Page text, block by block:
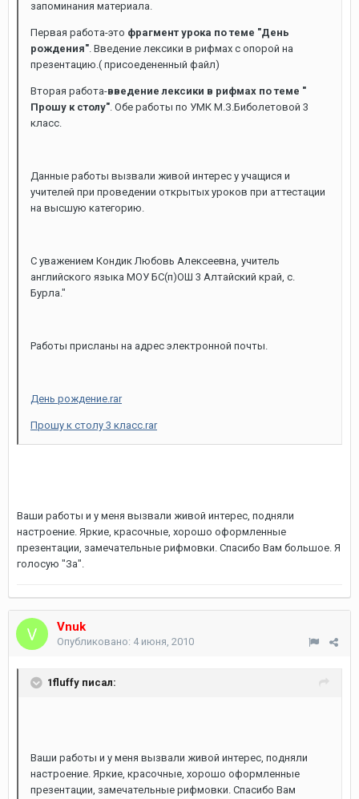
запоминания материала.
Первая работа-это фрагмент урока по теме "День
рождения". Введение лексики в рифмах с опорой на
презентацию.( присоедененный файл)
Вторая работа-введение лексики в рифмах по теме "
Прошу к столу". Обе работы по УМК М.З.Биболетовой 3
класс.
Данные работы вызвали живой интерес у учащися и
учителей при проведении открытых уроков при аттестации
на высшую категорию.
С уважением Кондик Любовь Алексеевна, учитель
английского языка МОУ БС(п)ОШ 3 Алтайский край, с.
Бурла."
Работы присланы на адрес электронной почты.
День рождение.rar
Прошу к столу 3 класс.rar
Ваши работы и у меня вызвали живой интерес, подняли
настроение. Яркие, красочные, хорошо оформленные
презентации, замечательные рифмовки. Спасибо Вам большое. Я
голосую "За".
Vnuk
Опубликовано: 4 июня, 2010
1fluffy писал:
Ваши работы и у меня вызвали живой интерес, подняли
настроение. Яркие, красочные, хорошо оформленные
презентации, замечательные рифмовки. Спасибо Вам